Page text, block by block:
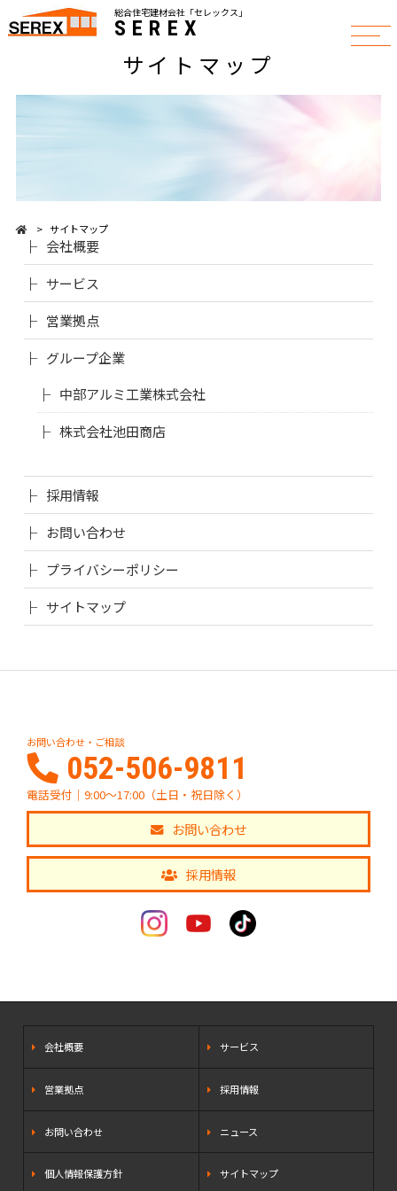
総合住宅建材会社「セレックス」
SEREX
サイトマップ
サイトマップ
会社概要
サービス
営業拠点
グループ企業
中部アルミ工業株式会社
株式会社池田商店
採用情報
お問い合わせ
プライバシーポリシー
サイトマップ
お問い合わせ・ご相談
052-506-9811
電話受付｜9:00～17:00（土日・祝日除く）
お問い合わせ
採用情報
会社概要 サービス
営業拠点 採用情報
お問い合わせ ニュース
個人情報保護方針 サイトマップ